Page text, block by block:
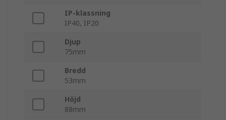
IP-klassning
IP40, IP20
Djup
75mm
Bredd
53mm
Höjd
88mm